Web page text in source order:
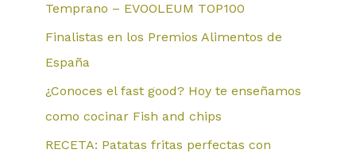
Temprano – EVOOLEUM TOP100
Finalistas en los Premios Alimentos de
España
¿Conoces el fast good? Hoy te enseñamos
como cocinar Fish and chips
RECETA: Patatas fritas perfectas con